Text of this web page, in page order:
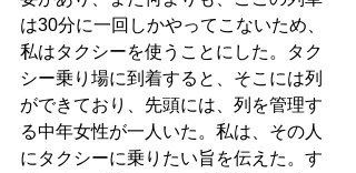
は30分に一回しかやってこないため、
私はタクシーを使うことにした。タク
シー乗り場に到着すると、そこには列
ができており、先頭には、列を管理す
る中年女性が一人いた。私は、その人
にタクシーに乗りたい旨を伝えた。す